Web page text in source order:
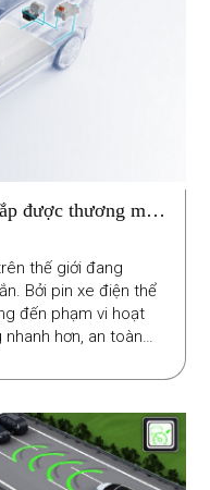
được thương mại
thế giới đang
Bởi pin xe điện thể
đến phạm vi hoạt
hơn, an toàn
đang tìm giải pháp
xe điện trong